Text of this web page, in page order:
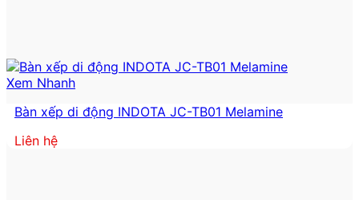
Xem Nhanh
Bàn xếp di động INDOTA JC-TB01 Melamine
Liên hệ